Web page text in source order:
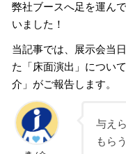
弊社ブースへ足を運ん
いました！
当記事では、展示会当
た「床面演出」につい
介」がご報告します。
与え
もら